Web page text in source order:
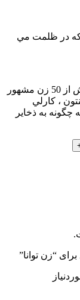
كه در ظلمت مي
درباره كتاب : اين كتاب بر مبناي مصاحبه با بيش از 50 زن مشهور
، كارلي
چگونه به ذخاير
“زن توانا”